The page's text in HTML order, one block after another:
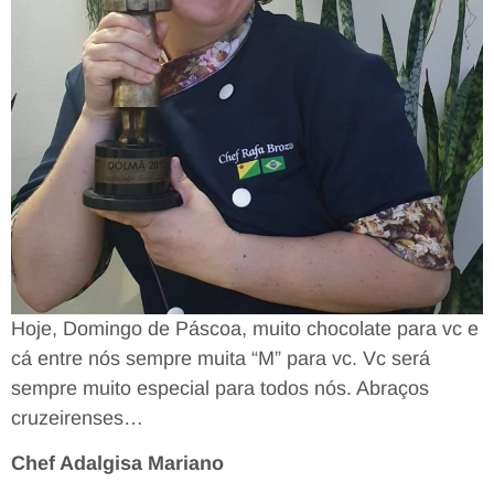
Hoje, Domingo de Páscoa, muito chocolate para vc e
cá entre nós sempre muita “M” para vc. Vc será
sempre muito especial para todos nós. Abraços
cruzeirenses…
Chef Adalgisa Mariano